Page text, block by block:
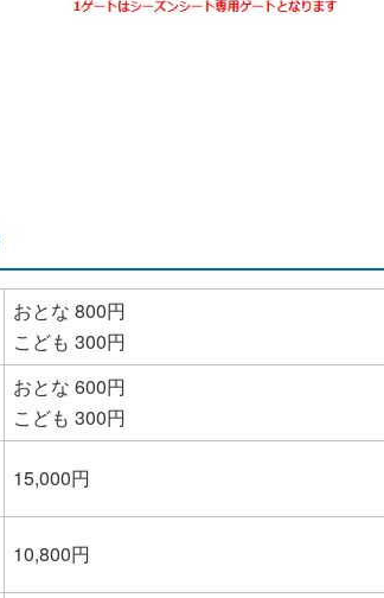
おとな 800円
こども 300円
おとな 600円
こども 300円
15,000円
10,800円